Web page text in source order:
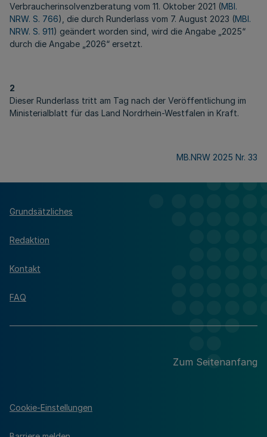
Verbraucherinsolvenzberatung vom 11. Oktober 2021 (MBl.
NRW. S. 766), die durch Runderlass vom 7. August 2023 (MBl.
NRW. S. 911) geändert worden sind, wird die Angabe „2025“
durch die Angabe „2026“ ersetzt.
2
Dieser Runderlass tritt am Tag nach der Veröffentlichung im
Ministerialblatt für das Land Nordrhein-Westfalen in Kraft.
MB.NRW 2025 Nr. 33
Grundsätzliches
Redaktion
Kontakt
FAQ
Zum Seitenanfang
Cookie-Einstellungen